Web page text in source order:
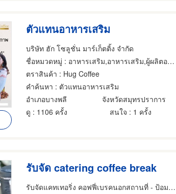
ตัวแทนอาหารเสริม
บริษัท ฮัก โซลูชั่น มาร์เก็ตติ้ง จำกัด
ชื่อหมวดหมู่ : อาหารเสริม,อาหารเสริม,ผู้ผลิตอาหารเสริม
ตราสินค้า : Hug Coffee
คำค้นหา : ตัวแทนอาหารเสริม
อำเภอบางพลี
จังหวัดสมุทรปราการ
ดู : 1106 ครั้ง สนใจ : 1 ครั้ง
รับจัด catering coffee break
รับจัดแคทเทอริ่ง คอฟฟี่เบรคนอกสถานที่ - ป้อมปังเป๊ะ